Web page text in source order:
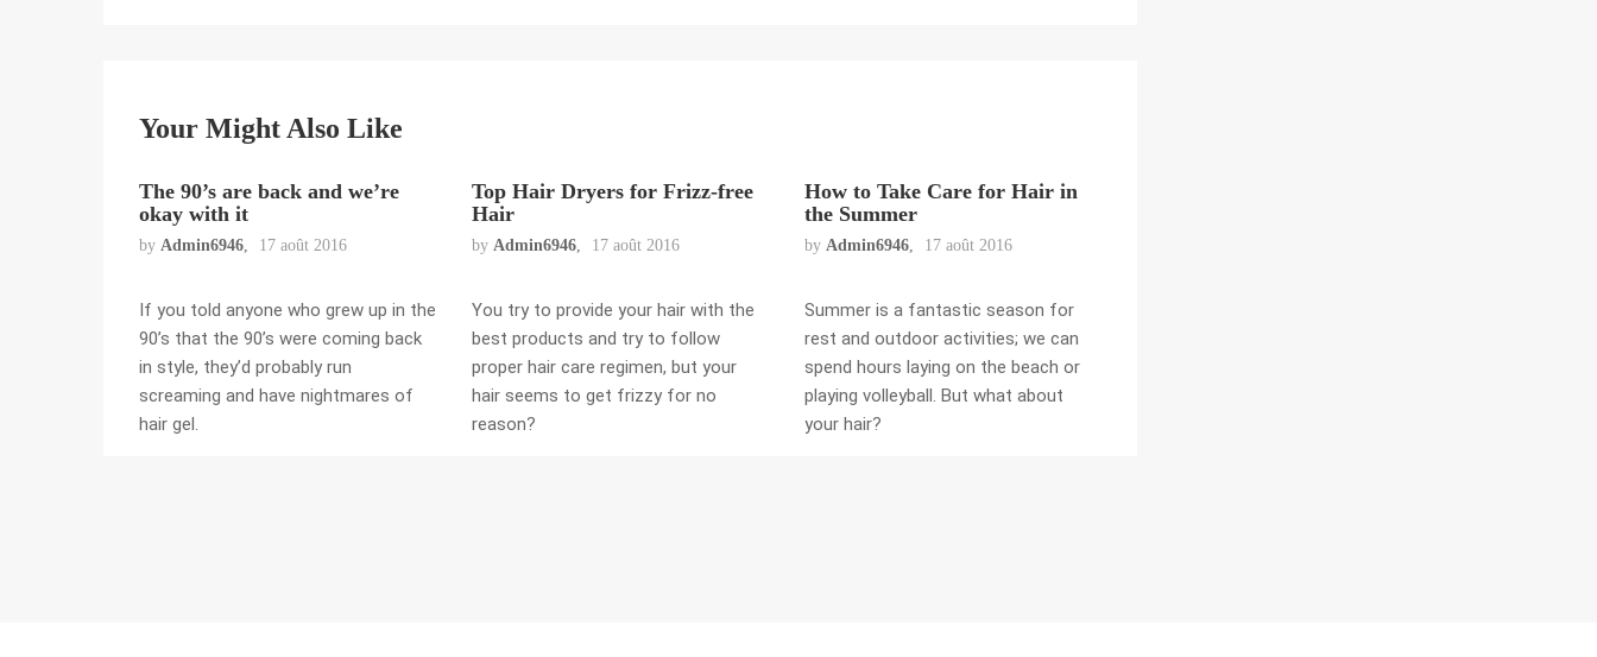
Your Might Also Like
The 90’s are back and we’re
okay with it
by Admin6946 17 août 2016
If you told anyone who grew up in the
90’s that the 90’s were coming back
in style, they’d probably run
screaming and have nightmares of
hair gel.
Top Hair Dryers for Frizz-free
Hair
by Admin6946 17 août 2016
You try to provide your hair with the
best products and try to follow
proper hair care regimen, but your
hair seems to get frizzy for no
reason?
How to Take Care for Hair in
the Summer
by Admin6946 17 août 2016
Summer is a fantastic season for
rest and outdoor activities; we can
spend hours laying on the beach or
playing volleyball. But what about
your hair?